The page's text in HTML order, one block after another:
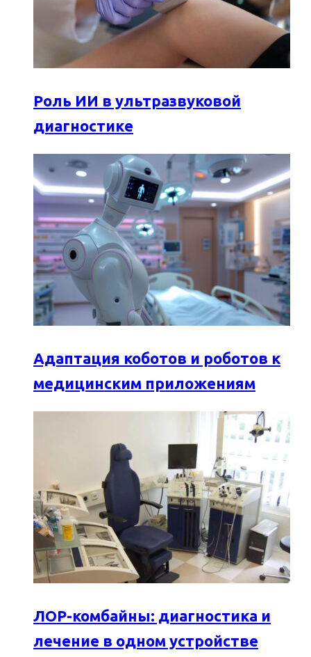
Роль ИИ в ультразвуковой
диагностике
Адаптация коботов и роботов к
медицинским приложениям
ЛОР-комбайны: диагностика и
лечение в одном устройстве